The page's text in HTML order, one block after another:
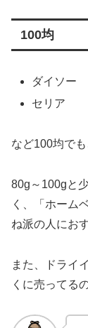
100均
ダイソー
セリア
など100均で
80g～100gと
く、「ホーム
ね派の人にお
また、ドライ
くに売ってる